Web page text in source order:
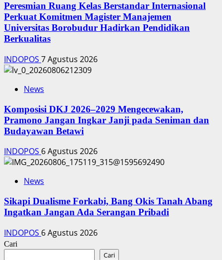
Peresmian Ruang Kelas Berstandar Internasional
Perkuat Komitmen Magister Manajemen
Universitas Borobudur Hadirkan Pendidikan
Berkualitas
INDOPOS 7 Agustus 2026
News
Komposisi DKJ 2026–2029 Mengecewakan,
Pramono Jangan Ingkar Janji pada Seniman dan
Budayawan Betawi
INDOPOS 6 Agustus 2026
News
Sikapi Dualisme Forkabi, Bang Okis Tanah Abang
Ingatkan Jangan Ada Serangan Pribadi
INDOPOS 6 Agustus 2026
Cari
Cari